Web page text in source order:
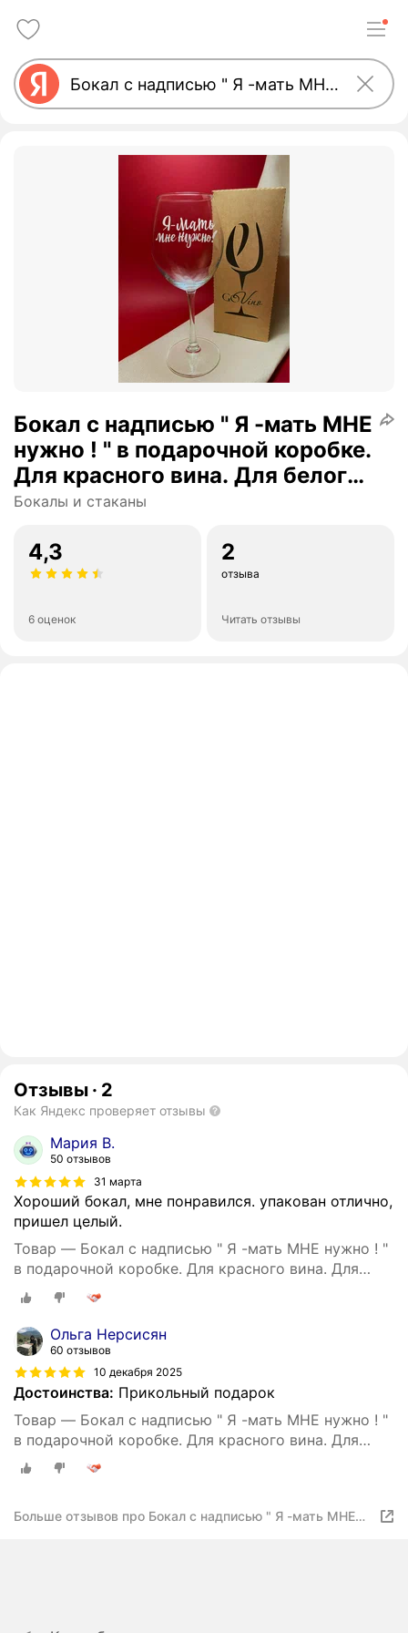
Бокал с надписью " Я -мать МНЕ
нужно ! " в подарочной коробке.
Для красного вина. Для белого
вина . 550 мл- 1 шт
Бокалы и стаканы
4,3
6 оценок
2
отзыва
Читать отзывы
Отзывы · 2
Как Яндекс проверяет отзывы
Мария В.
50 отзывов
31 марта
Хороший бокал, мне понравился. упакован отлично,
пришел целый.
Товар — Бокал с надписью " Я -мать МНЕ нужно ! "
в подарочной коробке. Для красного вина. Для
белого вина . 550 мл- 1 шт
Ольга Нерсисян
60 отзывов
10 декабря 2025
Достоинства: Прикольный подарок
Товар — Бокал с надписью " Я -мать МНЕ нужно ! "
в подарочной коробке. Для красного вина. Для
белого вина . 550 мл- 1 шт
Больше отзывов про Бокал с надписью " Я -мать МНЕ